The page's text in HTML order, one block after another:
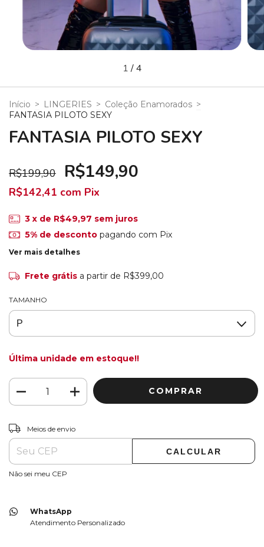
1/4
Início > LINGERIES > Coleção Enamorados >
FANTASIA PILOTO SEXY
FANTASIA PILOTO SEXY
R$199,90 R$149,90
R$142,41 com Pix
3 x de R$49,97 sem juros
5% de descontopagando com Pix
Ver mais detalhes
Frete grátis a partir de R$399,00
TAMANHO
Última unidade em estoque!!
Entregas para o CEP:
Meios de envio
CALCULAR
Não sei meu CEP
WhatsApp
Atendimento Personalizado